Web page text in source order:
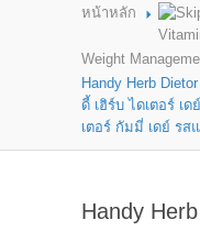
ABOUT LAB
PRODUCT
BRANDS
HOW TO ORDER
แจ้งชำระเงิน
หน้าหลัก
Weight
Handy Herb
ดี้ เฮิร์บ ไดเตอร์ เ
เตอร์ กัมมี่ เดย์ รส
Handy